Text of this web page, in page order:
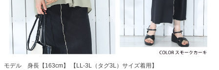
モデル 身長【163cm】 【LL-3L（タグ3L）サイズ着用】